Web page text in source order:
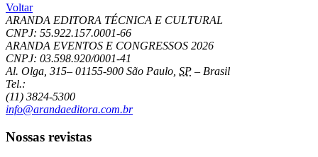
Voltar
ARANDA EDITORA TÉCNICA E CULTURAL
CNPJ: 55.922.157.0001-66
ARANDA EVENTOS E CONGRESSOS 2026
CNPJ: 03.598.920/0001-41
Al. Olga, 315– 01155-900 São Paulo SP – Brasil
Tel.:
(11) 3824-5300
info@arandaeditora.com.br
Nossas revistas